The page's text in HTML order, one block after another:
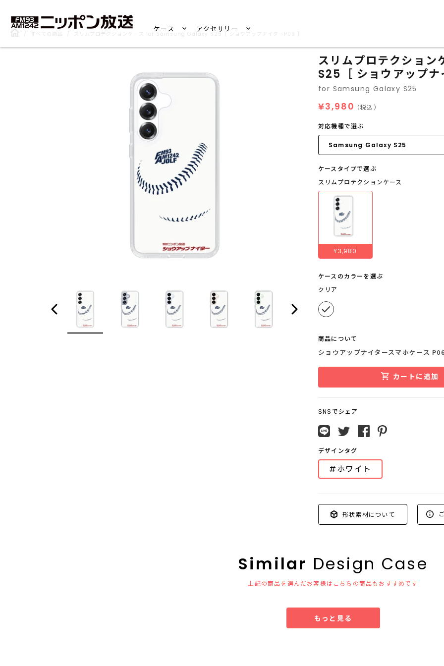
ケース アクセサリー
すべての商品 スリムプロテクションケース for Samsung Galaxy S25［ ショウアップナイターP06 ］
スリムプロテクショ
S25［ ショウアップ
for Samsung Galaxy S25
¥3,980 （税込）
対応機種で選ぶ
ケースタイプで選ぶ
スリムプロテクションケース
¥3,980
ケースのカラーを選ぶ
クリア
商品について
ショウアップナイタースマホケース
カートに追加
SNSでシェア
デザインタグ
#ホワイト
形状素材について
Similar Design Case
上記の商品を選んだお客様はこちらの商品もおすすめです
もっと見る